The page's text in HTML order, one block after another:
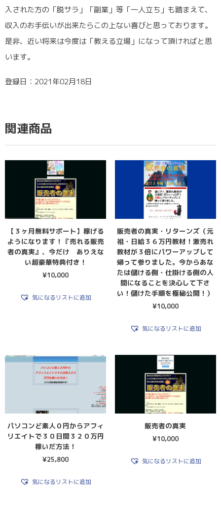
入された方の「脱サラ」「副業」等「一人立ち」も踏まえて、
収入のお手伝いが出来たらこの上ない喜びと思っております。
是非、近い将来は今度は「教える立場」になって頂ければと思
います。
登録日：2021年02月18日
関連商品
【３ヶ月無料サポート】稼げる
ようになります！『売れる販売
者の真実』、今だけ ありえな
い超豪華特典付き！
¥10,000
気になるリストに追加
販売者の真実・リターンズ（元
祖・日給３６万円教材！激売れ
教材が３倍にパワーアップして
帰って参りました。今からあな
たは儲ける側・仕掛ける側の人
間になることを決心して下さ
い！儲けた手順を極秘公開！）
¥10,000
気になるリストに追加
パソコンど素人０円からアフィ
リエイトで３０日間３２０万円
稼いだ方法！
¥25,800
気になるリストに追加
販売者の真実
¥10,000
気になるリストに追加